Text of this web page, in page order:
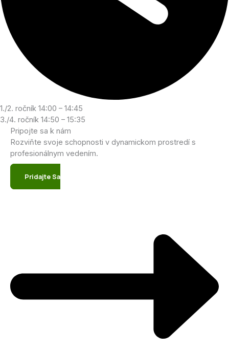
1./2. ročník 14:00 – 14:45
3./4. ročník 14:50 – 15:35
Pripojte sa k nám
Rozviňte svoje schopnosti v dynamickom prostredí s
profesionálnym vedením.
Pridajte Sa